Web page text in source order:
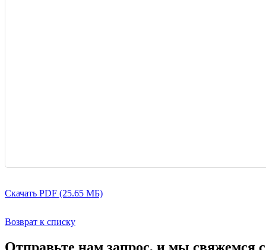
Скачать PDF (25.65 МБ)
Возврат к списку